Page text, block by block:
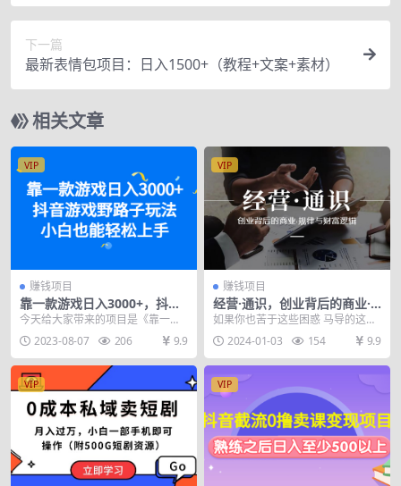
下一篇
最新表情包项目：日入1500+（教程+文案+素材）
相关文章
VIP
赚钱项目
靠一款游戏日入3000+，抖音
游戏野路子玩法，小白也能轻
松上手
今天给大家带来的项目是《靠一款
游戏日入3000+，抖音游戏野路子
玩法，小白也能轻...
2023-08-07 206 9.9
VIP
赚钱项目
经营·通识，创业背后的商业·
规律与财富逻辑（10节课）
如果你也苦于这些困惑 马导的这门
创业的底层逻辑课 你一定要学 让晋
商传人告诉你 ...
2024-01-03 154 9.9
VIP VIP